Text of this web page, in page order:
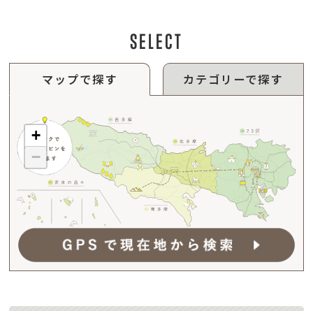
SELECT
マップで探す カテゴリーで探す
+
−